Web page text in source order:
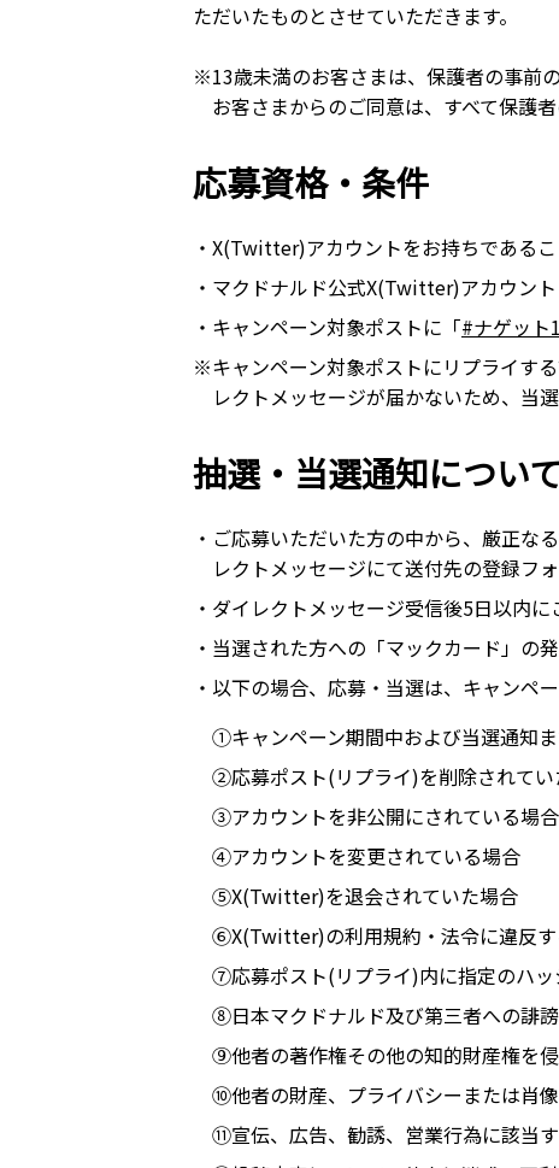
ただいたものとさせていただきます。
※13歳未満のお客さまは、保護者の事前
お客さまからのご同意は、すべて保護
応募資格・条件
・X(Twitter)アカウントをお持ちであるこ
・マクドナルド公式X(Twitter)アカウン
・キャンペーン対象ポストに「#ナゲット
※キャンペーン対象ポストにリプライす
レクトメッセージが届かないため、当
抽選・当選通知について
・ご応募いただいた方の中から、厳正
レクトメッセージにて送付先の登録フ
・ダイレクトメッセージ受信後5日以内
・当選された方への「マックカード」の
・以下の場合、応募・当選は、キャンペ
①キャンペーン期間中および当選通知
②応募ポスト(リプライ)を削除されてい
③アカウントを非公開にされている場合
④アカウントを変更されている場合
⑤X(Twitter)を退会されていた場合
⑥X(Twitter)の利用規約・法令に違反
⑦応募ポスト(リプライ)内に指定のハ
⑧日本マクドナルド及び第三者への誹
⑨他者の著作権その他の知的財産権を
⑩他者の財産、プライバシーまたは肖
⑪宣伝、広告、勧誘、営業行為に該当